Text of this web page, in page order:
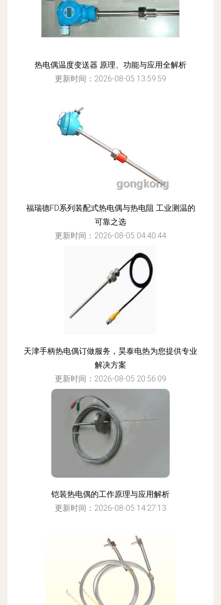
热电偶温度变送器 原理、功能与应用全解析
更新时间：2026-08-05 13:59:59
福瑞德FD系列装配式热电偶与热电阻 工业测温的
可靠之选
更新时间：2026-08-05 04:40:44
天津手柄热电偶订做服务，昊泰电热为您提供专业
解决方案
更新时间：2026-08-05 20:56:09
铠装热电偶的工作原理与应用解析
更新时间：2026-08-05 14:27:13